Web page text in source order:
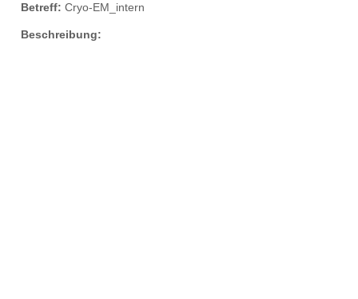
Betreff: Cryo-EM_intern
Beschreibung: